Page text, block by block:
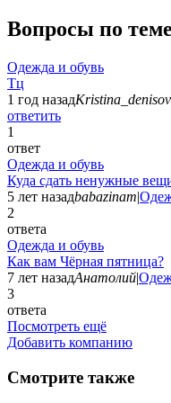
Вопросы по теме
Одежда и обувь
Тц
1 год назад
ответить
1
ответ
Одежда и обувь
Куда сдать ненужные
5 лет назадbabazinam|
2
ответа
Одежда и обувь
Как вам Чёрная пятница?
7 лет назадАнатолий|
3
ответа
Посмотреть ещё
Добавить компанию
Смотрите также